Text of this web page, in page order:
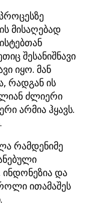
მისაღებად
შესანიშნავი
იყო. მან
რადგან ის
ძლიერი
არმია ჰყავს.
რამდენიმე
ინდონეზია და
ითამაშეს